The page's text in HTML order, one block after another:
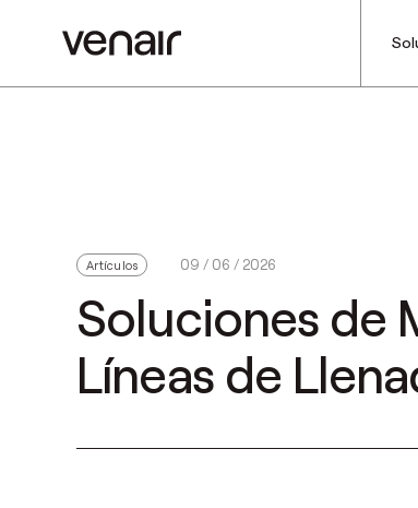
Artículos 09 / 06 / 2026
Soluciones de
Líneas de